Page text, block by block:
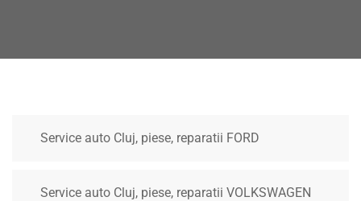
Service auto Cluj, piese, reparatii FORD
Service auto Cluj, piese, reparatii VOLKSWAGEN